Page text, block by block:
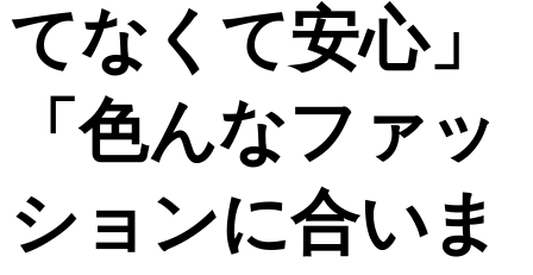
てなくて安心」
「色んなファッ
ションに合いま